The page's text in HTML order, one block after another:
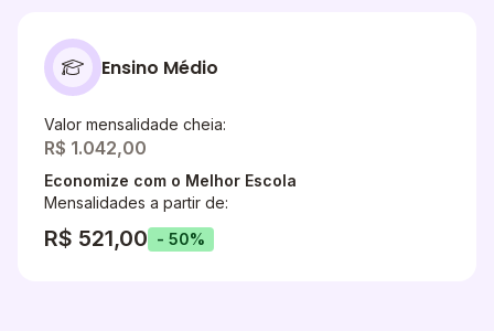
Ensino Médio
Valor mensalidade cheia:
R$ 1.042,00
Economize com o Melhor Escola
Mensalidades a partir de:
R$ 521,00 - 50%